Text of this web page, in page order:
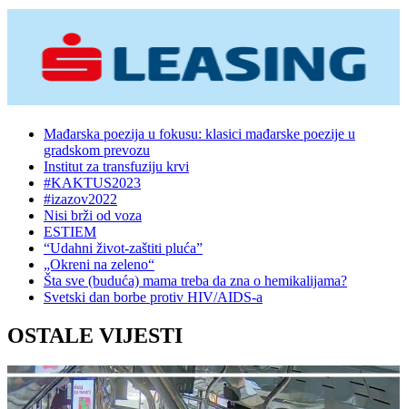
Mađarska poezija u fokusu: klasici mađarske poezije u
gradskom prevozu
Institut za transfuziju krvi
#KAKTUS2023
#izazov2022
Nisi brži od voza
ESTIEM
“Udahni život-zaštiti pluća”
„Okreni na zeleno“
Šta sve (buduća) mama treba da zna o hemikalijama?
Svetski dan borbe protiv HIV/AIDS-a
OSTALE VIJESTI